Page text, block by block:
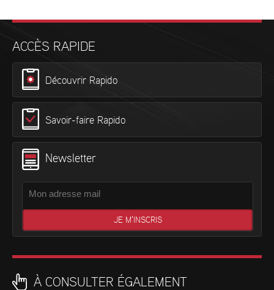
ACCÈS RAPIDE
Découvrir Rapido
Savoir-faire Rapido
Newsletter
À CONSULTER ÉGALEMENT